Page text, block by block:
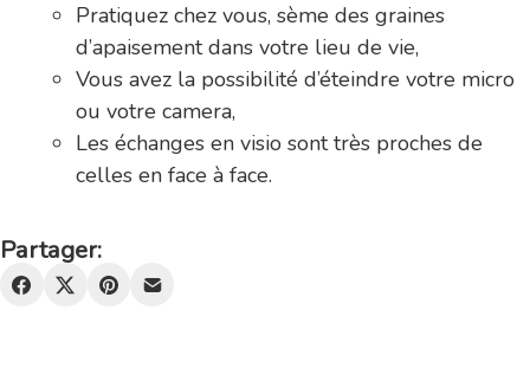
Pratiquez chez vous, sème des graines
d’apaisement dans votre lieu de vie,
Vous avez la possibilité d’éteindre votre micro
ou votre camera,
Les échanges en visio sont très proches de
celles en face à face.
Partager: